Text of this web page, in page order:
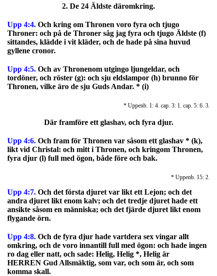
2. De 24 Äldste däromkring.
Upp 4:4. Och kring om Thronen voro fyra och tjugo
Throner: och på de Throner såg jag fyra och tjugo Äldste (f)
sittandes, klädde i vit kläder, och de hade på sina huvud
gyllene cronor.
Upp 4:5. Och av Thronenom utgingo ljungeldar, och
tordöner, och röster (g): och sju eldslampor (h) brunno för
Thronen, vilke äro de sju Guds Andar. * (i)
* Uppenb. 1: 4. cap. 3: 1. cap. 5: 6. 3.
Där framföre ett glashav, och fyra djur.
Upp 4:6. Och fram för Thronen var såsom ett glashav * (k),
likt vid Christal: och mitt i Thronen, och kringom Thronen,
fyra djur (l) full med ögon, både före och bak.
* Uppenb. 15: 2.
Upp 4:7. Och det första djuret var likt ett Lejon; och det
andra djuret likt enom kalv; och det tredje djuret hade ett
ansikte såsom en människa; och det fjärde djuret likt enom
flygande örn.
Upp 4:8. Och de fyra djur hade vartdera sex vingar allt
omkring, och de voro innantill full med ögon: och hade ingen
ro dag eller natt, och sade: Helig, Helig *, Helig är
HERREN Gud Allsmäktig, som var, och som är, och som
komma skall.